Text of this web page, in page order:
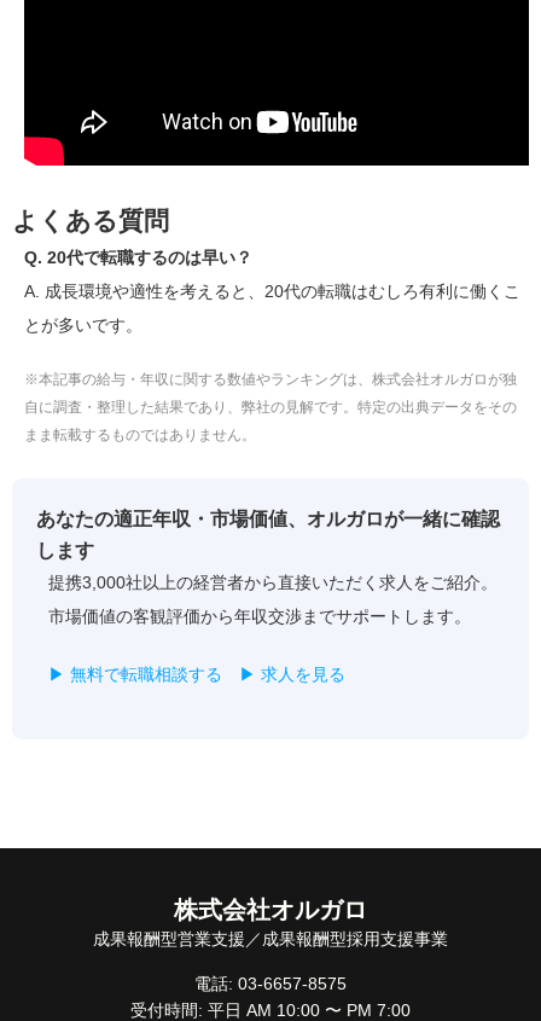
よくある質問
Q. 20代で転職するのは早い？
A. 成長環境や適性を考えると、20代の転職はむしろ有利に働くこ
とが多いです。
※本記事の給与・年収に関する数値やランキングは、株式会社オルガロが独
自に調査・整理した結果であり、弊社の見解です。特定の出典データをその
まま転載するものではありません。
あなたの適正年収・市場価値、オルガロが一緒に確認
します
提携3,000社以上の経営者から直接いただく求人をご紹介。
市場価値の客観評価から年収交渉までサポートします。
▶ 無料で転職相談する ▶ 求人を見る
株式会社オルガロ
成果報酬型営業支援／成果報酬型採用支援事業
電話: 03-6657-8575
受付時間: 平日 AM 10:00 〜 PM 7:00